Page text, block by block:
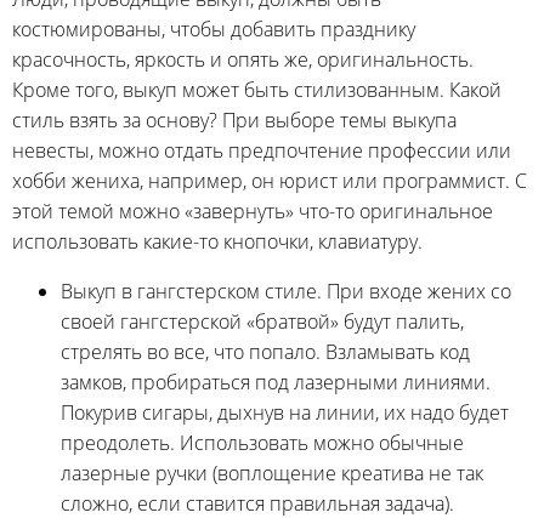
костюмированы, чтобы добавить празднику
красочность, яркость и опять же, оригинальность.
Кроме того, выкуп может быть стилизованным. Какой
стиль взять за основу? При выборе темы выкупа
невесты, можно отдать предпочтение профессии или
хобби жениха, например, он юрист или программист. С
этой темой можно «завернуть» что-то оригинальное
использовать какие-то кнопочки, клавиатуру.
Выкуп в гангстерском стиле. При входе жених со
своей гангстерской «братвой» будут палить,
стрелять во все, что попало. Взламывать код
замков, пробираться под лазерными линиями.
Покурив сигары, дыхнув на линии, их надо будет
преодолеть. Использовать можно обычные
лазерные ручки (воплощение креатива не так
сложно, если ставится правильная задача).